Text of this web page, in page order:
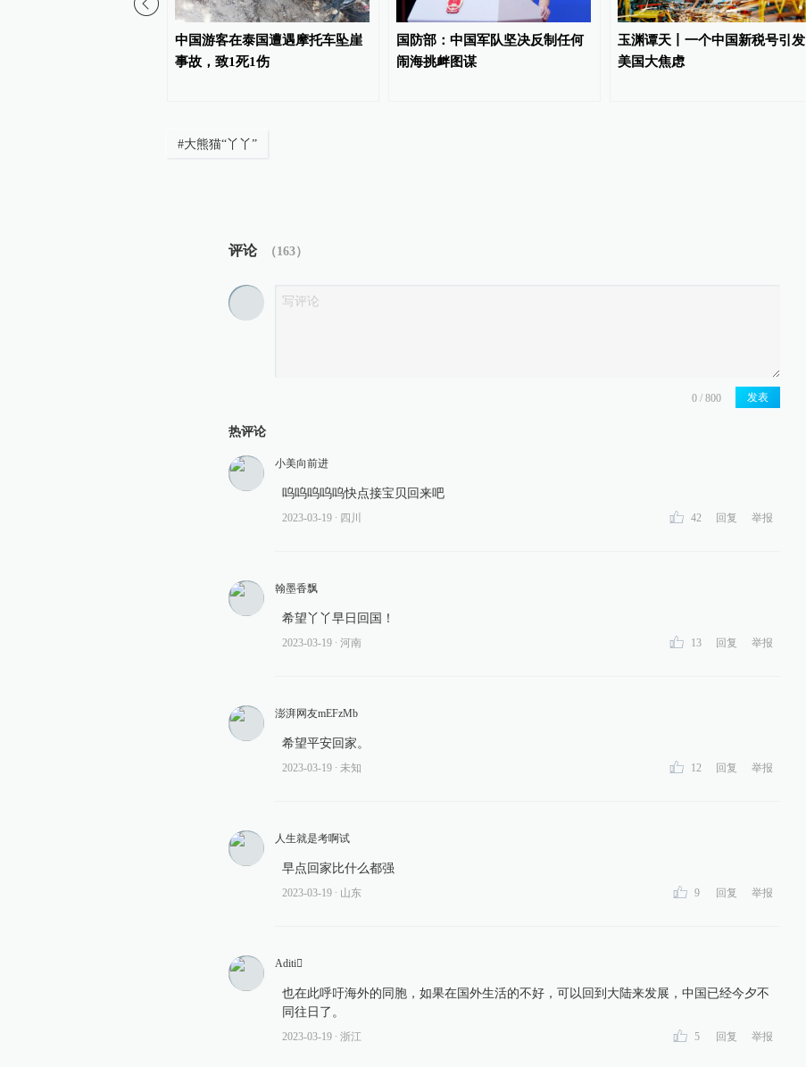
中国游客在泰国遭遇摩托车坠崖
事故，致1死1伤
国防部：中国军队坚决反制任何
闹海挑衅图谋
玉渊谭天丨一个中国新税号引发
美国大焦虑
#大熊猫“丫丫”
评论 （163）
发表
热评论
小美向前进
呜呜呜呜呜快点接宝贝回来吧
2023-03-19 ∙ 四川 42 回复 举报
翰墨香飘
希望丫丫早日回国！
2023-03-19 ∙ 河南 13 回复 举报
澎湃网友mEFzMb
希望平安回家。
2023-03-19 ∙ 未知 12 回复 举报
人生就是考啊试
早点回家比什么都强
2023-03-19 ∙ 山东 9 回复 举报
Aditi
也在此呼吁海外的同胞，如果在国外生活的不好，可以回到大陆来发展，中国已经今夕不
同往日了。
2023-03-19 ∙ 浙江 5 回复 举报